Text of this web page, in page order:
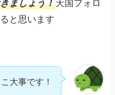
ましょう！天国フォロ
と思います
大事です！